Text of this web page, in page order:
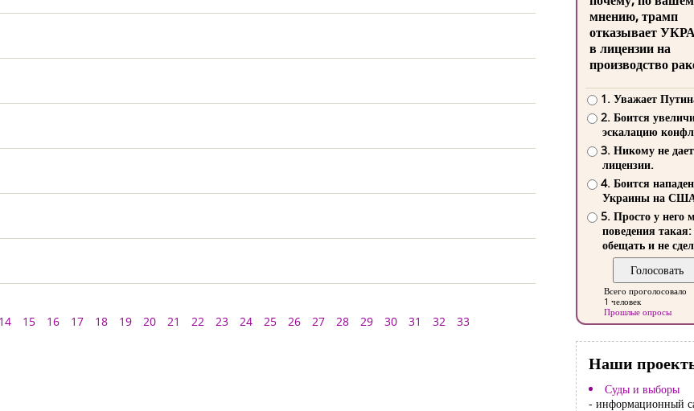
14 15 16 17 18 19 20 21 22 23 24 25 26 27 28 29 30 31 32
33
мнению, трамп
отказывает
в лицензии на
производство
1. Уважает
2. Боится
эскалацию
3. Никому не
лицензии.
4. Боится
Украины на
5. Просто у него
поведения такая:
обещать и не
Всего проголосовало
1 человек
Прошлые опросы
Наши
Суды и выборы
- информационный